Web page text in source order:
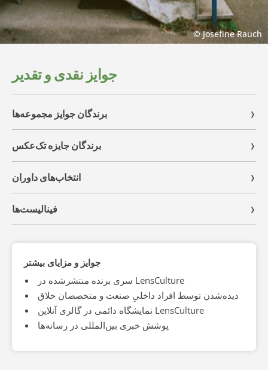
© Josefine Rauch
جوایز نقدی و تقدیر
برندگان جوایز مجموعه‌ها
برندگان جایزه تک‌عکس
انتخاب‌های داوران
فینالیست‌ها
جوایز و مزایای بیشتر
سری برنده منتشرشده در LensCulture
دیده‌شدن توسط افراد داخلیِ صنعت و متخصصان خلاق
نمایشگاه دائمی در گالری آنلاین LensCulture
پوشش خبری بین‌المللی در رسانه‌ها